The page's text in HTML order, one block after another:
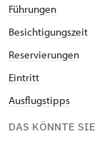
Führungen
Besichtigungszeit
Reservierungen
Eintritt
Ausflugstipps
DAS KÖNNTE